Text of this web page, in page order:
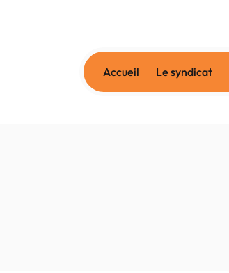
Accueil Le syndicat